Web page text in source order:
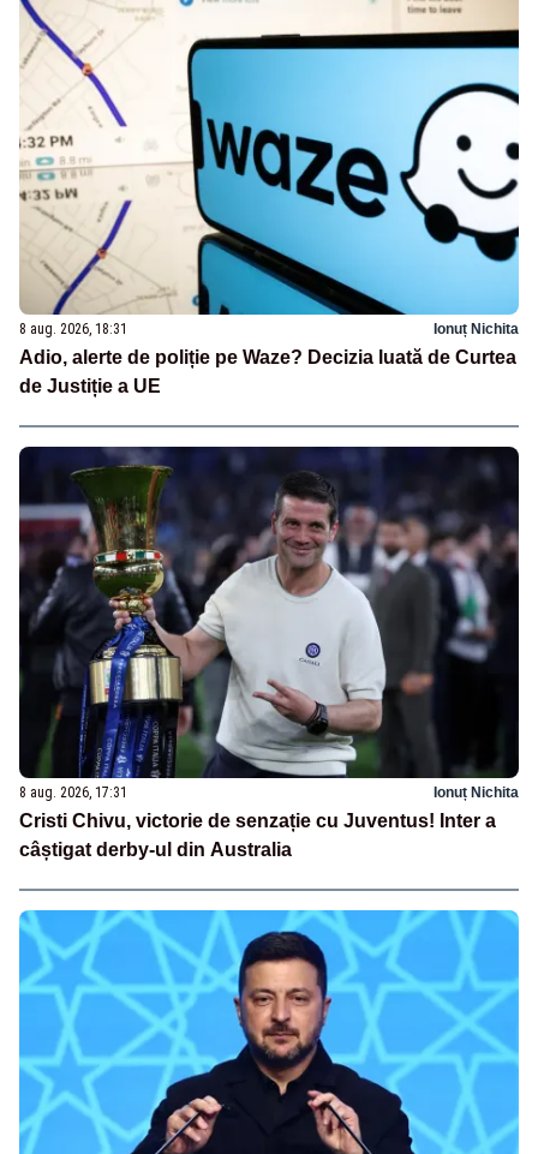
8 aug. 2026, 18:31 Ionuț Nichita
Adio, alerte de poliție pe Waze? Decizia luată de Curtea
de Justiție a UE
8 aug. 2026, 17:31 Ionuț Nichita
Cristi Chivu, victorie de senzație cu Juventus! Inter a
câștigat derby-ul din Australia